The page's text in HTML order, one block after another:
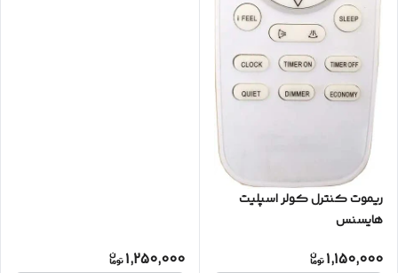
ریموت کنترل کولر اسپلیت
هایسنس
1,150,000
1,250,000